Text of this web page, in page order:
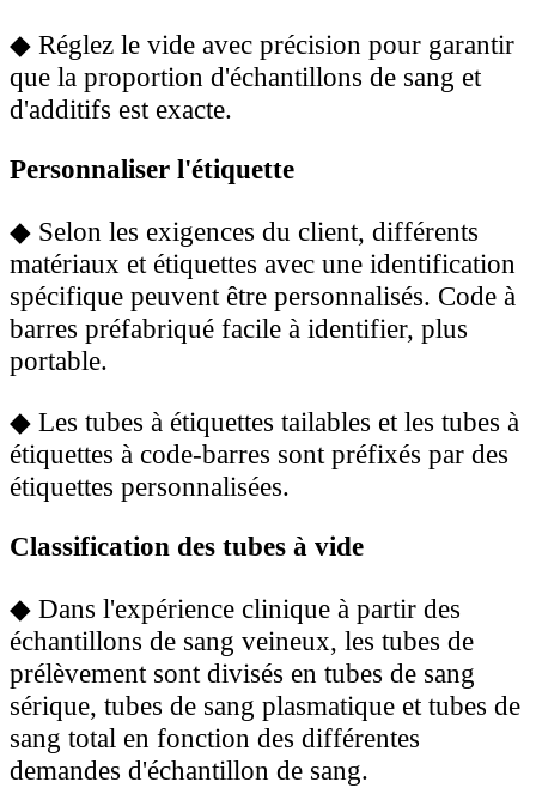
◆ Réglez le vide avec précision pour garantir
que la proportion d'échantillons de sang et
d'additifs est exacte.
Personnaliser l'étiquette
◆ Selon les exigences du client, différents
matériaux et étiquettes avec une identification
spécifique peuvent être personnalisés. Code à
barres préfabriqué facile à identifier, plus
portable.
◆ Les tubes à étiquettes tailables et les tubes à
étiquettes à code-barres sont préfixés par des
étiquettes personnalisées.
Classification des tubes à vide
◆ Dans l'expérience clinique à partir des
échantillons de sang veineux, les tubes de
prélèvement sont divisés en tubes de sang
sérique, tubes de sang plasmatique et tubes de
sang total en fonction des différentes
demandes d'échantillon de sang.